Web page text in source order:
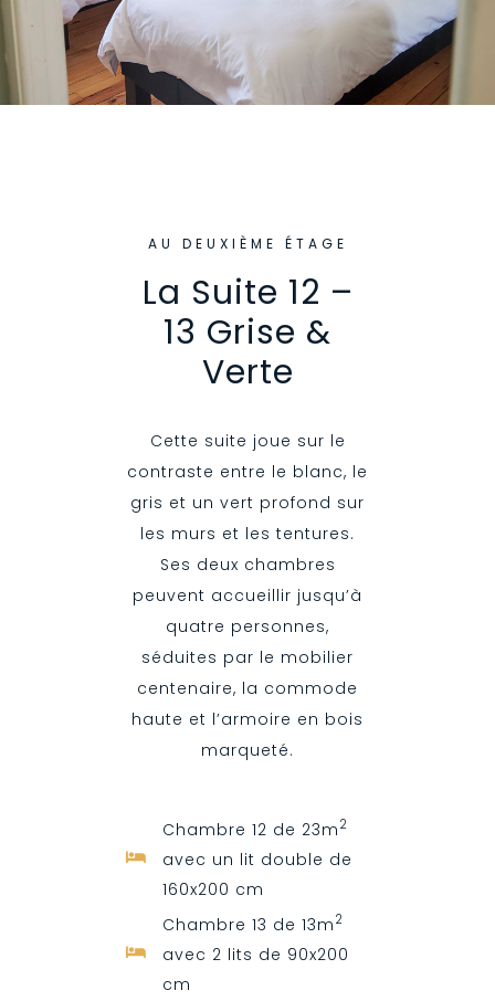
AU DEUXIÈME ÉTAGE
La Suite 12 –
13 Grise &
Verte
Cette suite joue sur le
contraste entre le blanc, le
gris et un vert profond sur
les murs et les tentures.
Ses deux chambres
peuvent accueillir jusqu’à
quatre personnes,
séduites par le mobilier
centenaire, la commode
haute et l’armoire en bois
marqueté.
Chambre 12 de 23m2
avec un lit double de
160x200 cm
Chambre 13 de 13m2
avec 2 lits de 90x200
cm